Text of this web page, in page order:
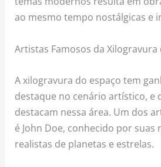
ao mesmo tempo nostálgicas e
Artistas Famosos da Xilogravura
A xilogravura do espaço tem
destaque no cenário artístico, e
destacam nessa área. Um dos
é John Doe, conhecido por suas
realistas de planetas e estrelas.